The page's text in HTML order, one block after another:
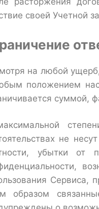
своей Учетной
на любой
положением
суммой,
не
убытки от
Сервиса,
образом